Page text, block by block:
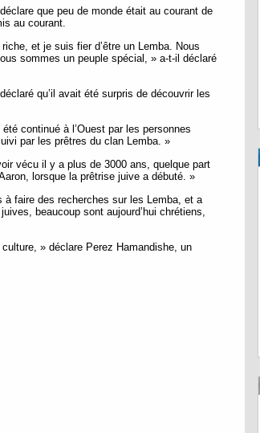
que peu de monde était au courant de
au courant.
et je suis fier d’être un Lemba. Nous
sommes un peuple spécial, » a-t-il déclaré
qu’il avait été surpris de découvrir les
continué à l’Ouest par les personnes
par les prêtres du clan Lemba. »
vécu il y a plus de 3000 ans, quelque part
lorsque la prêtrise juive a débuté. »
faire des recherches sur les Lemba, et a
beaucoup sont aujourd’hui chrétiens,
» déclare Perez Hamandishe, un